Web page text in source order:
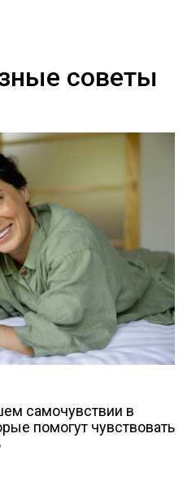
советы
самочувствии в
помогут чувствовать